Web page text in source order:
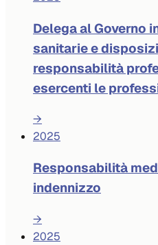
Delega al Governo
sanitarie e
responsabilità
esercenti le
→
2025
Responsabilità
indennizzo
→
2025